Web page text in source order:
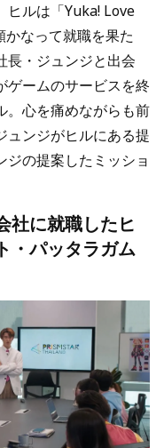
ヒルは「Yuka! Love
なって就職を果た
長・ジュンジと出会
ゲームのサービスを終
。心を痛めながらも前
ュンジがヒルにある提
の提案したミッショ
社に就職したヒ
・パッタラガム